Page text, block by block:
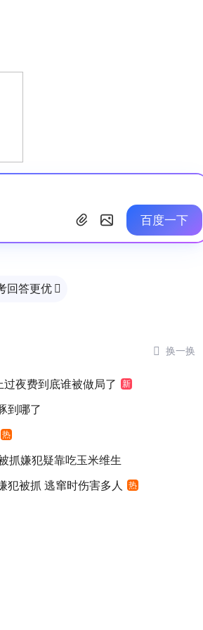
百度一下
回答更优 
 换一换
过夜费到底谁被做局了 新
到哪了
热
抓嫌犯疑靠吃玉米维生
犯被抓 逃窜时伤害多人 热